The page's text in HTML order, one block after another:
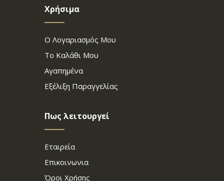
Χρήσιμα
Ο Λογαριασμός Μου
Το Καλάθι Μου
Αγαπημένα
Εξέλιξη Παραγγελίας
Πως λειτουργεί
Εταιρεία
Επικοινωνια
Όροι Χρήσης